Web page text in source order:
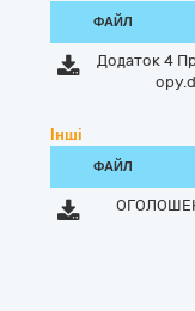
ФАЙЛ
Додаток 4
Інші
ФАЙЛ